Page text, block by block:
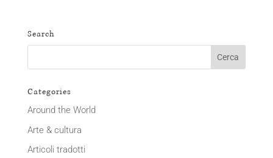
Search
Categories
Around the World
Arte & cultura
Articoli tradotti